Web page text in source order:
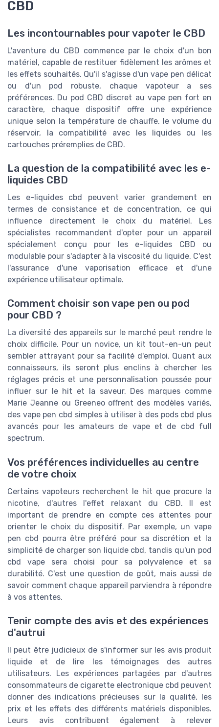
CBD
Les incontournables pour vapoter le CBD
L'aventure du CBD commence par le choix d'un bon
matériel, capable de restituer fidèlement les arômes et
les effets souhaités. Qu'il s'agisse d'un vape pen délicat
ou d'un pod robuste, chaque vapoteur a ses
préférences. Du pod CBD discret au vape pen fort en
caractère, chaque dispositif offre une expérience
unique selon la température de chauffe, le volume du
réservoir, la compatibilité avec les liquides ou les
cartouches préremplies de CBD.
La question de la compatibilité avec les e-
liquides CBD
Les e-liquides cbd peuvent varier grandement en
termes de consistance et de concentration, ce qui
influence directement le choix du matériel. Les
spécialistes recommandent d'opter pour un appareil
spécialement conçu pour les e-liquides CBD ou
modulable pour s'adapter à la viscosité du liquide. C'est
l'assurance d'une vaporisation efficace et d'une
expérience utilisateur optimale.
Comment choisir son vape pen ou pod
pour CBD ?
La diversité des appareils sur le marché peut rendre le
choix difficile. Pour un novice, un kit tout-en-un peut
sembler attrayant pour sa facilité d'emploi. Quant aux
connaisseurs, ils seront plus enclins à chercher les
réglages précis et une personnalisation poussée pour
influer sur le hit et la saveur. Des marques comme
Marie Jeanne ou Greeneo offrent des modèles variés,
des vape pen cbd simples à utiliser à des pods cbd plus
avancés pour les amateurs de vape et de cbd full
spectrum.
Vos préférences individuelles au centre
de votre choix
Certains vapoteurs recherchent le hit que procure la
nicotine, d'autres l'effet relaxant du CBD. Il est
important de prendre en compte ces attentes pour
orienter le choix du dispositif. Par exemple, un vape
pen cbd pourra être préféré pour sa discrétion et la
simplicité de charger son liquide cbd, tandis qu'un pod
cbd vape sera choisi pour sa polyvalence et sa
durabilité. C'est une question de goût, mais aussi de
savoir comment chaque appareil parviendra à répondre
à vos attentes.
Tenir compte des avis et des expériences
d'autrui
Il peut être judicieux de s'informer sur les avis produit
liquide et de lire les témoignages des autres
utilisateurs. Les expériences partagées par d'autres
consommateurs de cigarette electronique cbd peuvent
donner des indications précieuses sur la qualité, les
prix et les effets des différents matériels disponibles.
Leurs avis contribuent également à relever